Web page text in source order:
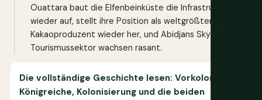
Ouattara baut die Elfenbeinküste die Infrastruktur
wieder auf, stellt ihre Position als weltgrößter
Kakaoproduzent wieder her, und Abidjans Skyline und
Tourismussektor wachsen rasant.
Die vollständige Geschichte lesen: Vorkoloniale
Königreiche, Kolonisierung und die beiden